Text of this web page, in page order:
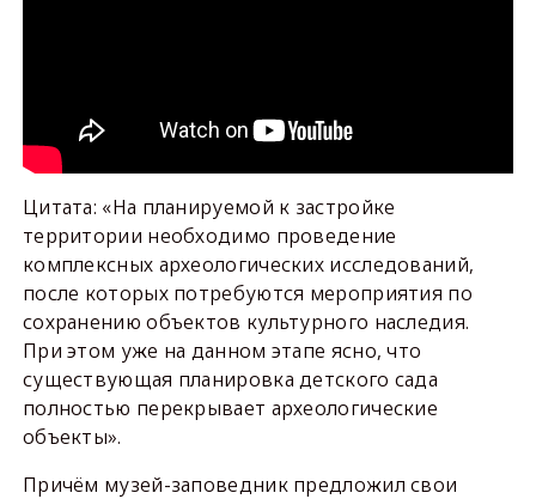
Цитата: «На планируемой к застройке
территории необходимо проведение
комплексных археологических исследований,
после которых потребуются мероприятия по
сохранению объектов культурного наследия.
При этом уже на данном этапе ясно, что
существующая планировка детского сада
полностью перекрывает археологические
объекты».
Причём музей-заповедник предложил свои